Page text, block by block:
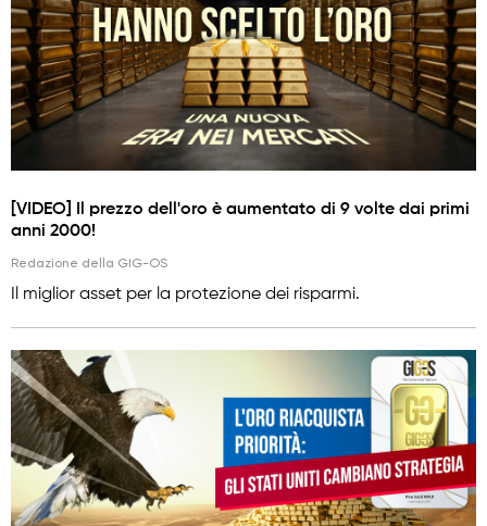
[VIDEO] Il prezzo dell'oro è aumentato di 9 volte dai primi
anni 2000!
Redazione della GIG-OS
Il miglior asset per la protezione dei risparmi.